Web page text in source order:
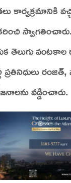
కార్యక్రమానికి
స్వాగతించారు.
తెలుగు వంటకాల
రంజిత్,
వడ్డించారు.